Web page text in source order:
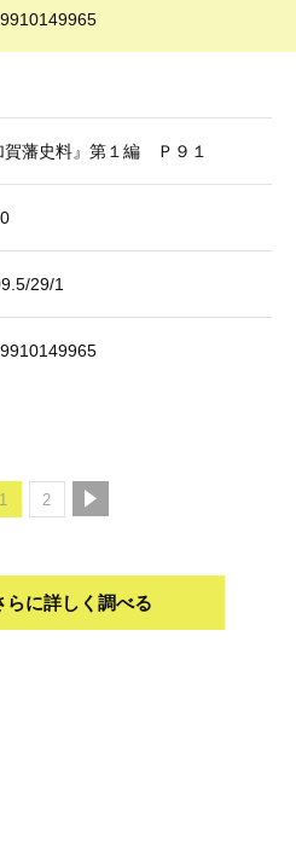
賀藩史料』第１編 Ｐ９１
29/1
1 2
らに詳しく調べる